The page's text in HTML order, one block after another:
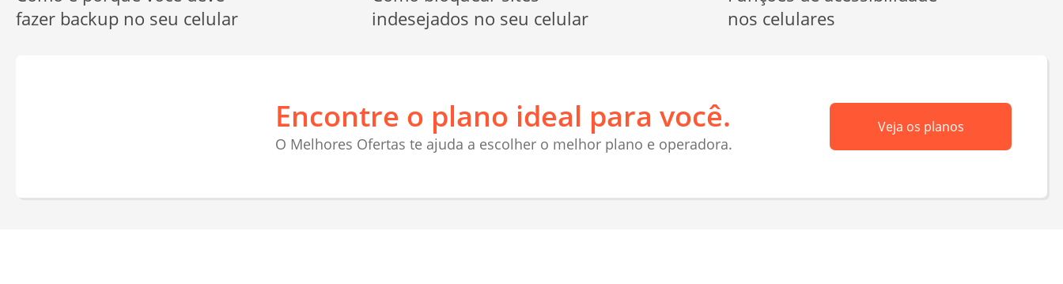
fazer backup no seu celular
indesejados no seu celular
nos celulares
Encontre o plano ideal para você.
O Melhores Ofertas te ajuda a escolher o melhor plano e operadora.
Veja os planos